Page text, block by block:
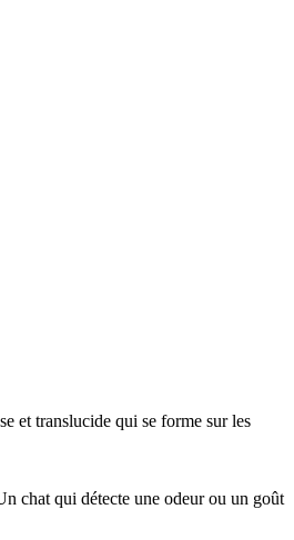
et translucide qui se forme sur les
chat qui détecte une odeur ou un goût